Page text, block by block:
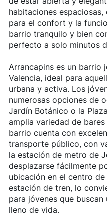
habitaciones
para el confort y la
barrio tranquilo y bien
perfecto a solo minutos
Arrancapins es un barrio
Valencia, ideal para
urbana y activa. Los
numerosas opciones de
Jardín Botánico o la
amplia variedad de
barrio cuenta con
transporte público, con
la estación de metro de
desplazarse fácilmente
ubicación en el centro
estación de tren, lo
para jóvenes que
lleno de vida.